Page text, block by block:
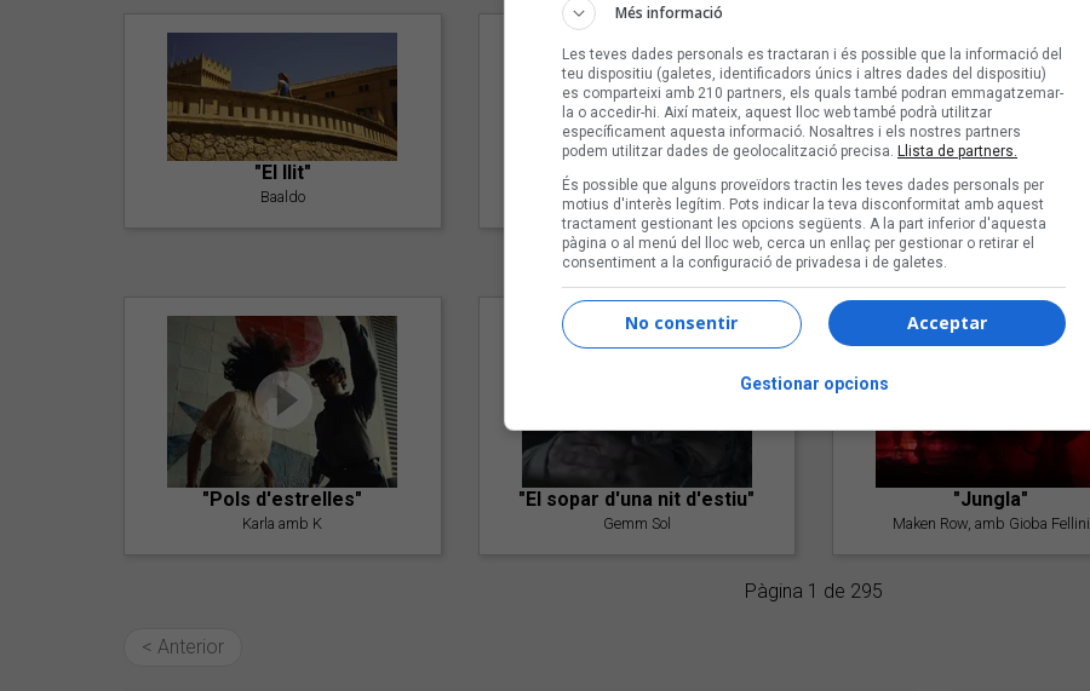
"El llit"
Baaldo
"Lo bueno y lo malo"
Carmen y María
Pep Álvarez amb Joan Muntaner
(Xanguito)
"Pols d'estrelles"
Karla amb K
"El sopar d'una nit d'estiu"
Gemm Sol
"Jungla"
Maken Row, amb Gioba Fellini
Pàgina 1 de 295
< Anterior
Més informació
Les teves dades personals es tractaran i és possible que la informació del
teu dispositiu (galetes, identificadors únics i altres dades del dispositiu)
es comparteixi amb 210 partners, els quals també podran emmagatzemar-
la o accedir-hi. Així mateix, aquest lloc web també podrà utilitzar
específicament aquesta informació. Nosaltres i els nostres partners
podem utilitzar dades de geolocalització precisa. Llista de partners.
És possible que alguns proveïdors tractin les teves dades personals per
motius d'interès legítim. Pots indicar la teva disconformitat amb aquest
tractament gestionant les opcions següents. A la part inferior d'aquesta
pàgina o al menú del lloc web, cerca un enllaç per gestionar o retirar el
consentiment a la configuració de privadesa i de galetes.
Acceptar
No consentir
Gestionar opcions